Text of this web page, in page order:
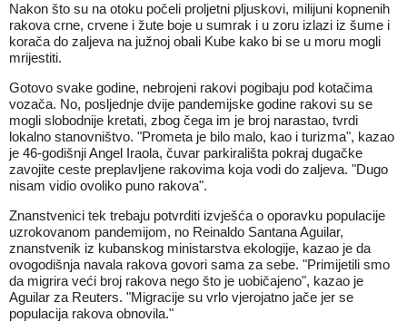
Nakon što su na otoku počeli proljetni pljuskovi, milijuni kopnenih
rakova crne, crvene i žute boje u sumrak i u zoru izlazi iz šume i
korača do zaljeva na južnoj obali Kube kako bi se u moru mogli
mrijestiti.
Gotovo svake godine, nebrojeni rakovi pogibaju pod kotačima
vozača. No, posljednje dvije pandemijske godine rakovi su se
mogli slobodnije kretati, zbog čega im je broj narastao, tvrdi
lokalno stanovništvo. "Prometa je bilo malo, kao i turizma", kazao
je 46-godišnji Angel Iraola, čuvar parkirališta pokraj dugačke
zavojite ceste preplavljene rakovima koja vodi do zaljeva. "Dugo
nisam vidio ovoliko puno rakova".
Znanstvenici tek trebaju potvrditi izvješća o oporavku populacije
uzrokovanom pandemijom, no Reinaldo Santana Aguilar,
znanstvenik iz kubanskog ministarstva ekologije, kazao je da
ovogodišnja navala rakova govori sama za sebe. "Primijetili smo
da migrira veći broj rakova nego što je uobičajeno", kazao je
Aguilar za Reuters. "Migracije su vrlo vjerojatno jače jer se
populacija rakova obnovila."